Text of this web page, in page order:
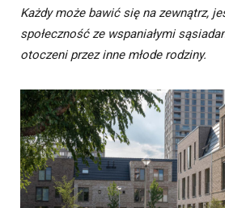
Każdy może bawić się na zewnątrz,
społeczność ze wspaniałymi
otoczeni przez inne młode rodziny.